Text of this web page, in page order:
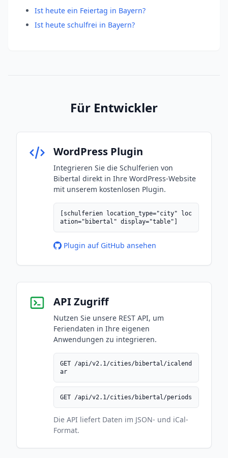
Ist heute ein Feiertag in Bayern?
Ist heute schulfrei in Bayern?
Für Entwickler
WordPress Plugin
Integrieren Sie die Schulferien von
Bibertal direkt in Ihre WordPress-Website
mit unserem kostenlosen Plugin.
[schulferien location_type="city" loc
ation="bibertal" display="table"]
Plugin auf GitHub ansehen
API Zugriff
Nutzen Sie unsere REST API, um
Feriendaten in Ihre eigenen
Anwendungen zu integrieren.
GET /api/v2.1/cities/bibertal/icalend
ar
GET /api/v2.1/cities/bibertal/periods
Die API liefert Daten im JSON- und iCal-
Format.